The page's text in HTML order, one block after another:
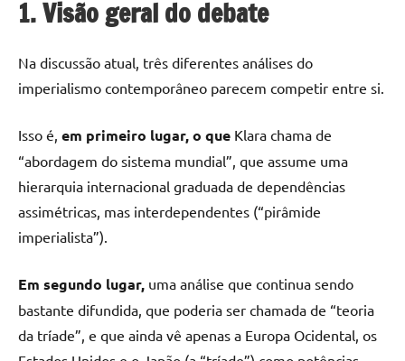
1. Visão geral do debate
Na discussão atual, três diferentes análises do
imperialismo contemporâneo parecem competir entre si.
Isso é, em primeiro lugar, o que Klara chama de
“abordagem do sistema mundial”, que assume uma
hierarquia internacional graduada de dependências
assimétricas, mas interdependentes (“pirâmide
imperialista”).
Em segundo lugar, uma análise que continua sendo
bastante difundida, que poderia ser chamada de “teoria
da tríade”, e que ainda vê apenas a Europa Ocidental, os